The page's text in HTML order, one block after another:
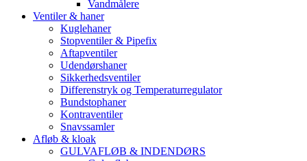
Vandmålere
Ventiler & haner
Kuglehaner
Stopventiler & Pipefix
Aftapventiler
Udendørshaner
Sikkerhedsventiler
Differenstryk og Temperaturregulator
Bundstophaner
Kontraventiler
Snavssamler
Afløb & kloak
GULVAFLØB & INDENDØRS